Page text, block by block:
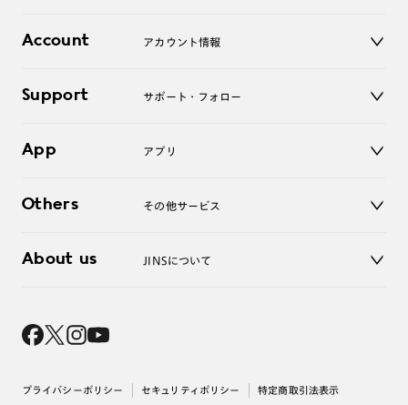
コンタクトレンズ
アクセサリー
オンラインショップ
Account アカウント情報
ログアウト
Support サポート・フォロー
よくあるご質問
お問い合わせ
App アプリ
Others その他サービス
レンズ交換
About us JINSについて
採用情報
出店について
プライバシーポリシー セキュリティポリシー 特定商取引法表示